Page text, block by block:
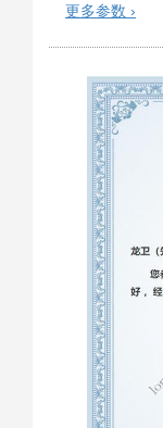
更多参数 ›